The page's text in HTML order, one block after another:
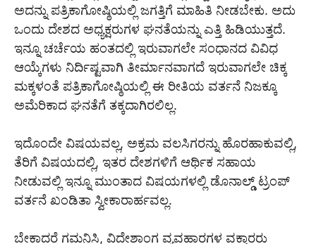
ಅದನ್ನು ಪತ್ರಿಕಾಗೋಷ್ಠಿಯಲ್ಲಿ ಜಗತ್ತಿಗೆ ಮಾಹಿತಿ ನೀಡಬೇಕು. ಅದು
ಒಂದು ದೇಶದ ಅಧ್ಯಕ್ಷರುಗಳ ಘನತೆಯನ್ನು ಎತ್ತಿ ಹಿಡಿಯುತ್ತದೆ.
ಇನ್ನೂ ಚರ್ಚೆಯ ಹಂತದಲ್ಲಿ ಇರುವಾಗಲೇ ಸಂಧಾನದ ವಿವಿಧ
ಆಯ್ಕೆಗಳು ನಿರ್ದಿಷ್ಟವಾಗಿ ತೀರ್ಮಾನವಾಗದೆ ಇರುವಾಗಲೇ ಚಿಕ್ಕ
ಮಕ್ಕಳಂತೆ ಪತ್ರಿಕಾಗೋಷ್ಠಿಯಲ್ಲಿ ಈ ರೀತಿಯ ವರ್ತನೆ ನಿಜಕ್ಕೂ
ಅಮೆರಿಕಾದ ಘನತೆಗೆ ತಕ್ಕದಾಗಿರಲಿಲ್ಲ.
ಇದೊಂದೇ ವಿಷಯವಲ್ಲ, ಅಕ್ರಮ ವಲಸಿಗರನ್ನು ಹೊರಹಾಕುವಲ್ಲಿ,
ತೆರಿಗೆ ವಿಷಯದಲ್ಲಿ, ಇತರ ದೇಶಗಳಿಗೆ ಆರ್ಥಿಕ ಸಹಾಯ
ನೀಡುವಲ್ಲಿ ಇನ್ನೂ ಮುಂತಾದ ವಿಷಯಗಳಲ್ಲಿ ಡೊನಾಲ್ಡ್ ಟ್ರಂಪ್
ವರ್ತನೆ ಖಂಡಿತಾ ಸ್ವೀಕಾರಾರ್ಹವಲ್ಲ.
ಬೇಕಾದರೆ ಗಮನಿಸಿ, ವಿದೇಶಾಂಗ ವ್ಯವಹಾರಗಳ ವಕ್ತಾರರು